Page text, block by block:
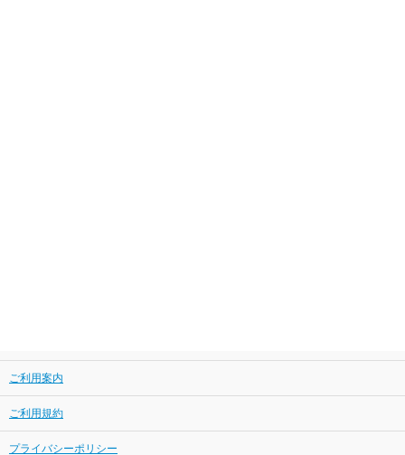
ご利用案内
ご利用規約
プライバシーポリシー